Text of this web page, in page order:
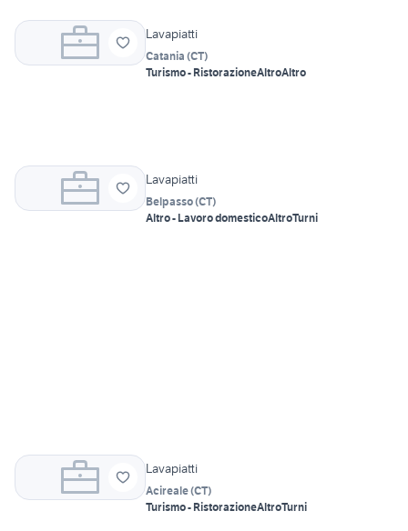
Lavapiatti
Catania (CT)
Turismo - RistorazioneAltroAltro
Lavapiatti
Belpasso(CT)
Altro - Lavoro domesticoAltroTurni
Lavapiatti
Acireale(CT)
Turismo - RistorazioneAltroTurni